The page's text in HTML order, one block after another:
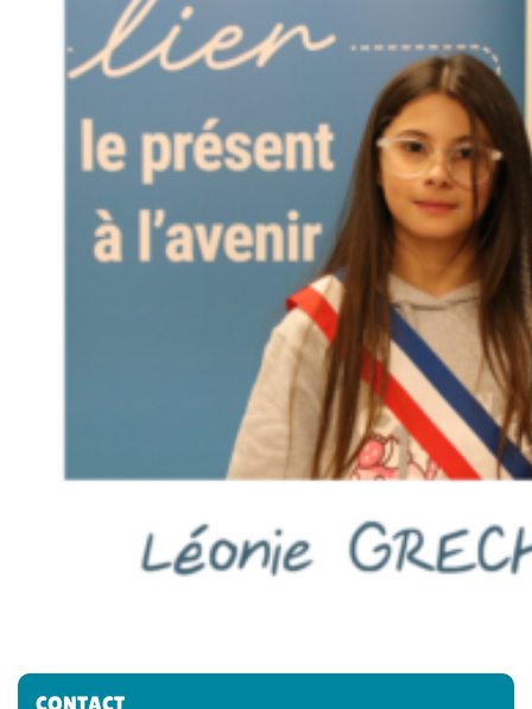
Informations complémentaires
CONTACT